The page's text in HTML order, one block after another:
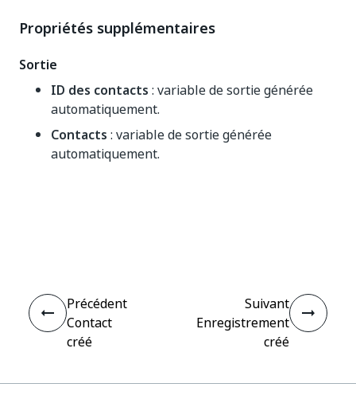
Propriétés supplémentaires
Sortie
ID des contacts : variable de sortie générée
automatiquement.
Contacts : variable de sortie générée
automatiquement.
Précédent
Contact
créé
Suivant
Enregistrement
créé